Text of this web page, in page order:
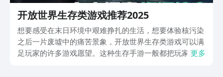
开放世界生存类游戏推荐2025
想要感受在末日环境中艰难挣扎的生活，想要体验核污染
之后一片废墟中的痛苦景象，开放世界生存类游戏可以满
足玩家的许多游戏愿望。这种生存手游一般都把玩家置身
更多